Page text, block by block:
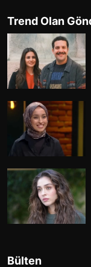
Trend Olan
Bülten